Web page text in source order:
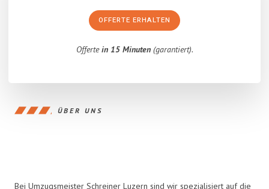
OFFERTE ERHALTEN
Offertein 15 Minuten(garantiert).
ÜBER UNS
Bei Umzugsmeister Schreiner Luzern sind wir spezialisiert auf die